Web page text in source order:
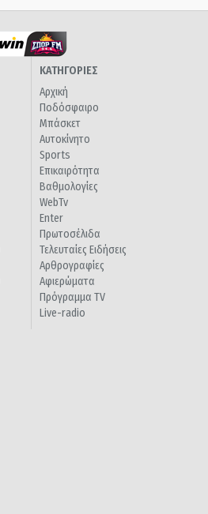
ΚΑΤΗΓΟΡΙΕΣ
Αρχική
Ποδόσφαιρο
Μπάσκετ
Αυτοκίνητο
Sports
Επικαιρότητα
Βαθμολογίες
WebTv
Enter
Πρωτοσέλιδα
Τελευταίες Ειδήσεις
Αρθρογραφίες
Αφιερώματα
Πρόγραμμα TV
Live-radio